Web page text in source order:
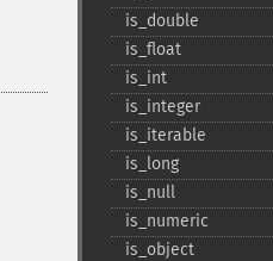
is_​double
is_​float
is_​int
is_​integer
is_​iterable
is_​long
is_​null
is_​numeric
is_​object